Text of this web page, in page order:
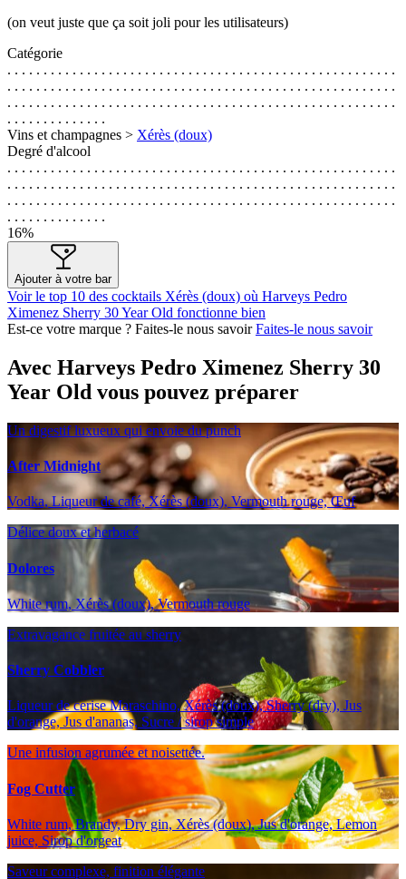
(on veut juste que ça soit joli pour les utilisateurs)
Catégorie
. . . . . . . . . . . . . . . . . . . . . . . . . . . . . . . . . . . . . . . . . . . . . . . . . . . . . .
. . . . . . . . . . . . . . . . . . . . . . . . . . . . . . . . . . . . . . . . . . . . . . . . . . . . . .
. . . . . . . . . . . . . . . . . . . . . . . . . . . . . . . . . . . . . . . . . . . . . . . . . . . . . .
. . . . . . . . . . . . . .
Vins et champagnes > Xérès (doux)
Degré d'alcool
. . . . . . . . . . . . . . . . . . . . . . . . . . . . . . . . . . . . . . . . . . . . . . . . . . . . . .
. . . . . . . . . . . . . . . . . . . . . . . . . . . . . . . . . . . . . . . . . . . . . . . . . . . . . .
. . . . . . . . . . . . . . . . . . . . . . . . . . . . . . . . . . . . . . . . . . . . . . . . . . . . . .
. . . . . . . . . . . . . .
16%
Ajouter à votre bar
Voir le top 10 des cocktails Xérès (doux) où Harveys Pedro
Ximenez Sherry 30 Year Old fonctionne bien
Est-ce votre marque ? Faites-le nous savoirFaites-le nous savoir
Avec Harveys Pedro Ximenez Sherry 30
Year Old vous pouvez préparer
Un digestif luxueux qui envoie du punch
After Midnight
Vodka, Liqueur de café, Xérès (doux), Vermouth rouge, Œuf
Délice doux et herbacé
Dolores
White rum, Xérès (doux), Vermouth rouge
Extravagance fruitée au sherry
Sherry Cobbler
Liqueur de cerise Maraschino, Xérès (doux), Sherry (dry), Jus
d'orange, Jus d'ananas, Sucre / sirop simple
Une infusion agrumée et noisettée.
Fog Cutter
White rum, Brandy, Dry gin, Xérès (doux), Jus d'orange, Lemon
juice, Sirop d'orgeat
Saveur complexe, finition élégante